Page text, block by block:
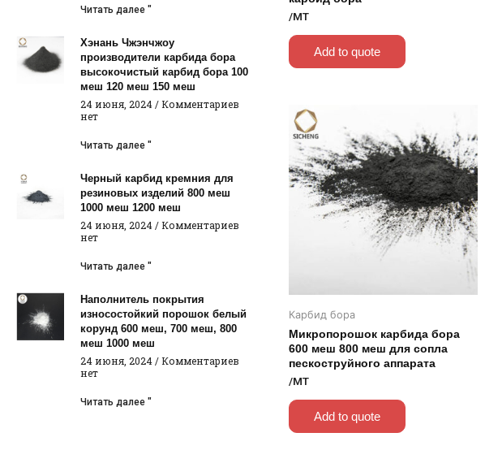
Читать далее "
Хэнань Чжэнчжоу
производители карбида бора
высокочистый карбид бора 100
меш 120 меш 150 меш
24 июня, 2024 Комментариев
нет
Читать далее "
Черный карбид кремния для
резиновых изделий 800 меш
1000 меш 1200 меш
24 июня, 2024 Комментариев
нет
Читать далее "
Наполнитель покрытия
износостойкий порошок белый
корунд 600 меш, 700 меш, 800
меш 1000 меш
24 июня, 2024 Комментариев
нет
Читать далее "
/MT
Add to quote
Карбид бора
Микропорошок карбида бора
600 меш 800 меш для сопла
пескоструйного аппарата
/MT
Add to quote